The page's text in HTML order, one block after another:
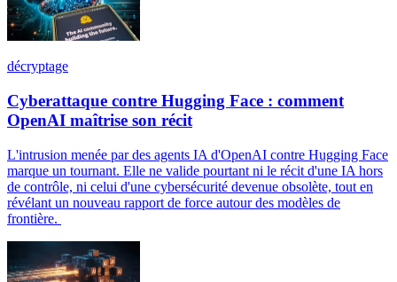
décryptage
Cyberattaque contre Hugging Face : comment
OpenAI maîtrise son récit
L'intrusion menée par des agents IA d'OpenAI contre Hugging Face
marque un tournant. Elle ne valide pourtant ni le récit d'une IA hors
de contrôle, ni celui d'une cybersécurité devenue obsolète, tout en
révélant un nouveau rapport de force autour des modèles de
frontière.